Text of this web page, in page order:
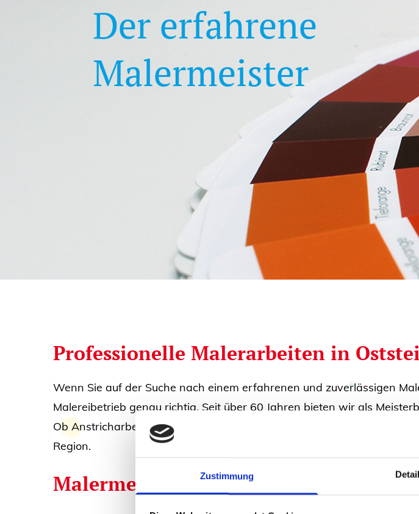
Zustimmung
Der erfahrene
Malermeister
Professionelle Malerarbeiten in
Wenn Sie auf der Suche nach einem erfahrenen und zuverlässigen
Malereibetrieb genau richtig. Seit über 60 Jahren bieten wir als
Ob Anstricharbeiten, Tapezieren oder kreative Wandgestaltung - wir
Region.
Malermeister mit Erfahrung und